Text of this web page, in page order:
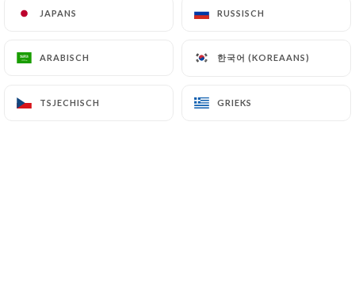
JAPANS RUSSISCH
ARABISCH 한국어 (KOREAANS)
TSJECHISCH GRIEKS
JAPANS RUSSISCH
ARABISCH 한국어 (KOREAANS)
TSJECHISCH GRIEKS